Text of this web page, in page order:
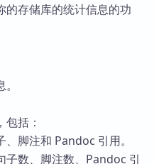
的存储库的统计信息的功
括：
脚注和 Pandoc 引用。
子数、脚注数、Pandoc 引